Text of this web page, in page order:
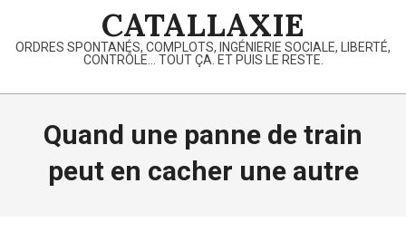
content
CATALLAXIE
ORDRES SPONTANÉS, COMPLOTS, INGÉNIERIE SOCIALE, LIBERTÉ,
CONTRÔLE… TOUT ÇA. ET PUIS LE RESTE.
Primary
Quand une panne de train
peut en cacher une autre